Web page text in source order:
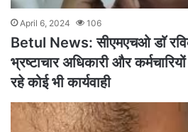
April 6, 2024 106
Betul News: सीएमएचओ डाॅ
भ्रष्टाचार अधिकारी और
रहे कोई भी कार्यवाही